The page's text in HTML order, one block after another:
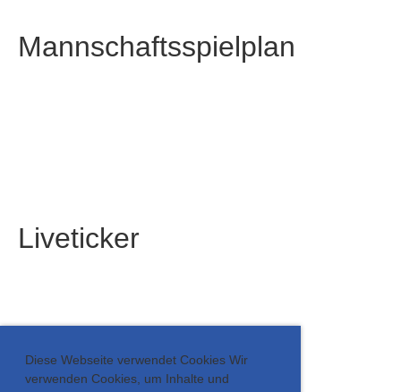
Diese Webseite verwendet Cookies Wir
verwenden Cookies, um Inhalte und
Mannschaftsspielplan
Liveticker